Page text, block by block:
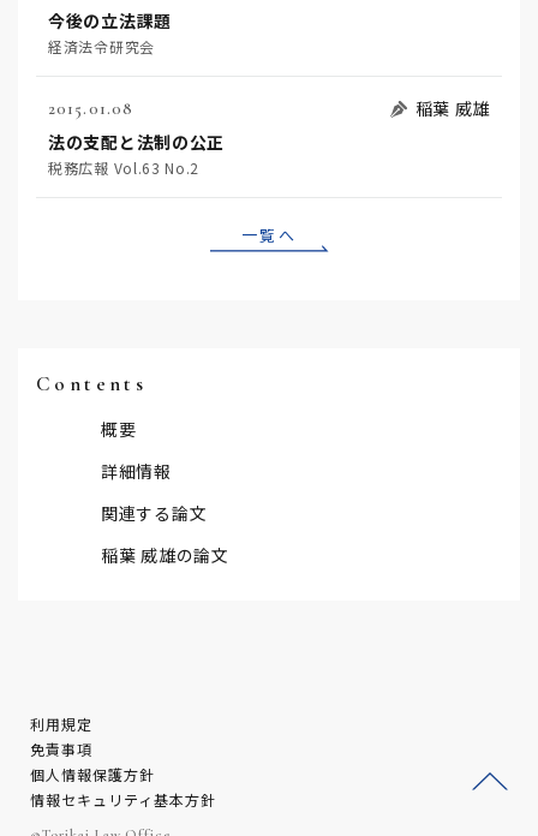
今後の立法課題
経済法令研究会
2015.01.08
稲葉 威雄
法の支配と法制の公正
税務広報 Vol.63 No.2
一覧へ
Contents
概要
詳細情報
関連する論文
稲葉 威雄の論文
利用規定
免責事項
個人情報保護方針
情報セキュリティ基本方針